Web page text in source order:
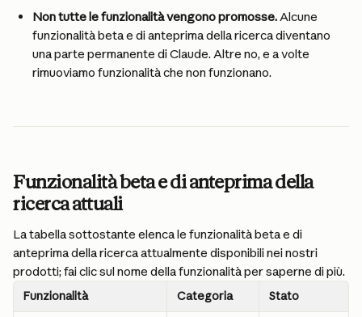
Non tutte le funzionalità vengono promosse. Alcune
funzionalità beta e di anteprima della ricerca diventano
una parte permanente di Claude. Altre no, e a volte
rimuoviamo funzionalità che non funzionano.
Funzionalità beta e di anteprima della
ricerca attuali
La tabella sottostante elenca le funzionalità beta e di
anteprima della ricerca attualmente disponibili nei nostri
prodotti; fai clic sul nome della funzionalità per saperne di più.
Funzionalità Categoria Stato